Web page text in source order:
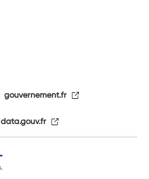
gouvernement.fr
data.gouv.fr